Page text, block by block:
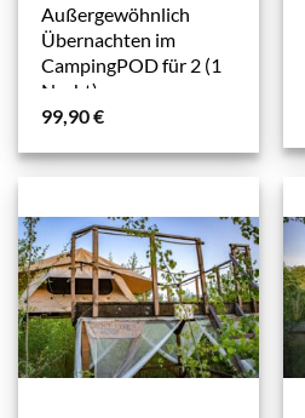
Außergewöhnlich
Übernachten im
CampingPOD für 2 (1
Nacht)
99,90€